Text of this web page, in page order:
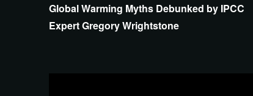
Global Warming Myths Debunked by IPCC
Expert Gregory Wrightstone